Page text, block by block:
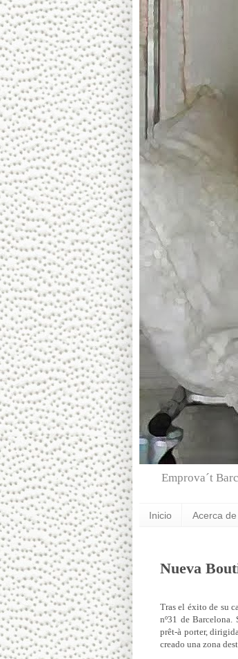
Emprova´t
Inicio Acerca
Nueva
Tras el éxito de su
nº31 de Barcelona.
prêt-à porter,
creado una zona